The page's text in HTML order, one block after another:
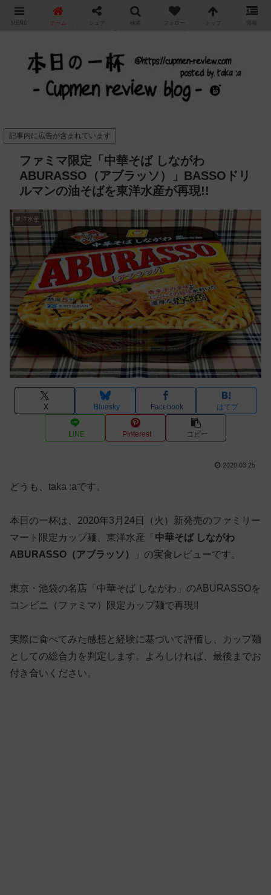
カップ麺の新商品をレビュー / アレンジするブログ
記事内に広告が含まれています
ファミマ限定「中華そば しながわ
ABURASSO（アブラッソ）」BASSOドリ
ルマンの油そばを東洋水産が再現!!
東洋水産
X Bluesky Facebook はてブ
LINE Pinterest コピー
2020.03.25
どうも、taka :aです。
本日の一杯は、2020年3月24日（火）新発売のファミリー
マート限定カップ麺、東洋水産「 中華そば しながわ
ABURASSO（アブラッソ）
」の実食レビューです。
東京・池袋の名店「中華そば しながわ」のABURASSOを
コンビニ（ファミマ）限定カップ麺で再現!!
実際に食べてみた感想と経験に基づいて評価し、カップ麺
としての総合力を判定します。よろしければ、最後までお
付き合いください。
MENU ホーム シェア 検索 フォロー トップ 情報